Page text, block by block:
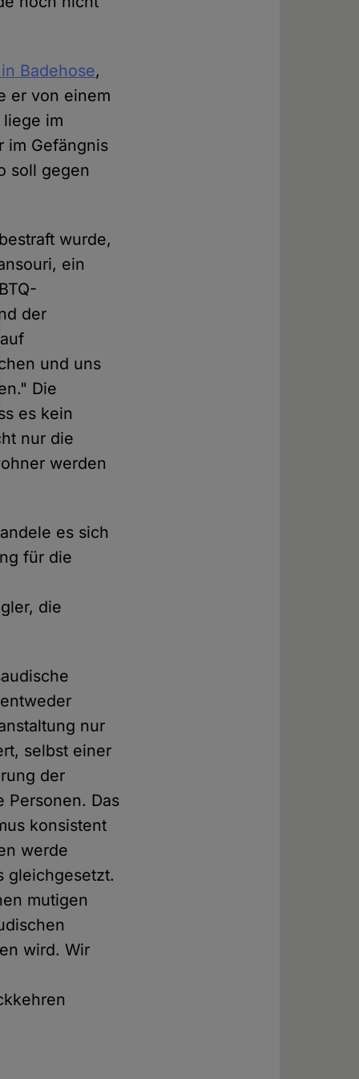
Badehose,
er von einem
im
im Gefängnis
soll gegen
wurde,
ein
der
und uns
Die
es kein
nur die
werden
es sich
für die
die
nur
selbst einer
der
Personen. Das
konsistent
werde
gleichgesetzt.
mutigen
wird. Wir